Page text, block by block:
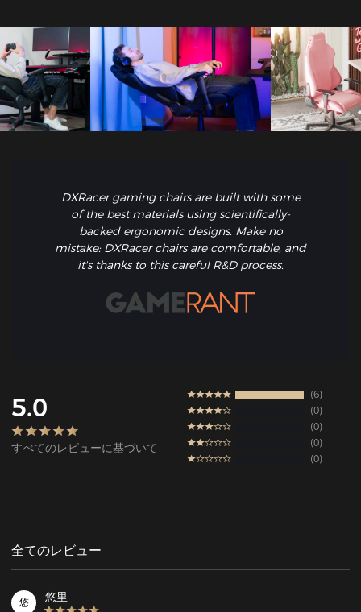
DXRacer gaming chairs are built with some
of the best materials using scientifically-
backed ergonomic designs. Make no
mistake: DXRacer chairs are comfortable, and
it's thanks to this careful R&D process.
5.0
すべてのレビューに基づいて
6
0
0
0
0
全てのレビュー
悠 悠里